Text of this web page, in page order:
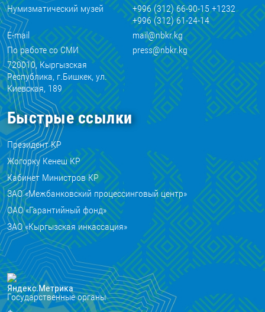
Нумизматический музей
+996 (312) 66-90-15 +1232
+996 (312) 61-24-14
E-mail
mail@nbkr.kg
По работе со СМИ
press@nbkr.kg
720010, Кыргызская
Республика, г.Бишкек, ул.
Киевская, 189
Быстрые ссылки
Президент КР
Жогорку Кенеш КР
Кабинет Министров КР
ЗАО «Межбанковский процессинговый центр»
ОАО «Гарантийный фонд»
ЗАО «Кыргызская инкассация»
Государственные органы